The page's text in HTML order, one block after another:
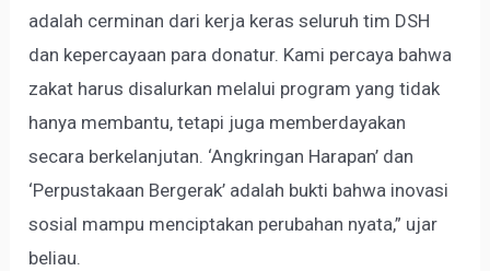
adalah cerminan dari kerja keras seluruh tim DSH
dan kepercayaan para donatur. Kami percaya bahwa
zakat harus disalurkan melalui program yang tidak
hanya membantu, tetapi juga memberdayakan
secara berkelanjutan. ‘Angkringan Harapan’ dan
‘Perpustakaan Bergerak’ adalah bukti bahwa inovasi
sosial mampu menciptakan perubahan nyata,” ujar
beliau.